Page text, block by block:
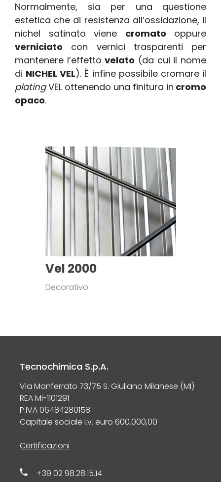
Normalmente, sia per una questione
estetica che di resistenza all’ossidazione, il
nichel satinato viene cromato oppure
verniciato con vernici trasparenti per
mantenere l’effettovelato (da cui il nome
di NICHEL VEL). È infine possibile cromare il
platingVEL ottenendo una finitura in cromo
opaco.
Vel 2000
Decorativo
Tecnochimica S.p.A.
Via Monferrato 73/75 S. Giuliano Milanese (MI)
REA MI-1101291
P.IVA 06484280158
Capitale sociale i.v. euro 600.000,00
Certificazioni
+39 02 98.28.15.14